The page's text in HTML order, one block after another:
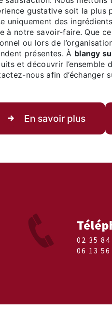
gustative soit la plus
uniquement des
à notre savoir-faire. Que
ou lors de
présentes. À blangy
et découvrir l’ensemble
nous afin d’échanger
En savoir plus
02 35
06 13